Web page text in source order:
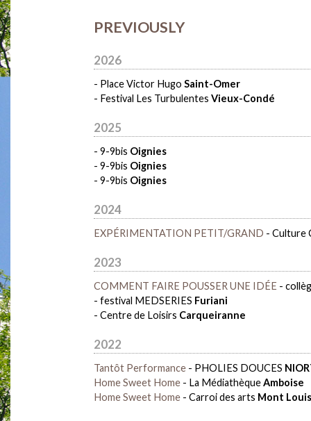
PREVIOUSLY
2026
- Place Victor Hugo Saint-Omer
- Festival Les Turbulentes Vieux-Condé
2025
- 9-9bis Oignies
- 9-9bis Oignies
- 9-9bis Oignies
2024
EXPÉRIMENTATION PETIT/GRAND - Culture
2023
COMMENT FAIRE POUSSER UNE IDÉE -
- festival MEDSERIES Furiani
- Centre de Loisirs Carqueiranne
2022
Tantôt Performance - PHOLIES DOUCES
Home Sweet Home - La MédiathèqueAmboise
Home Sweet Home - Carroi des arts Mont